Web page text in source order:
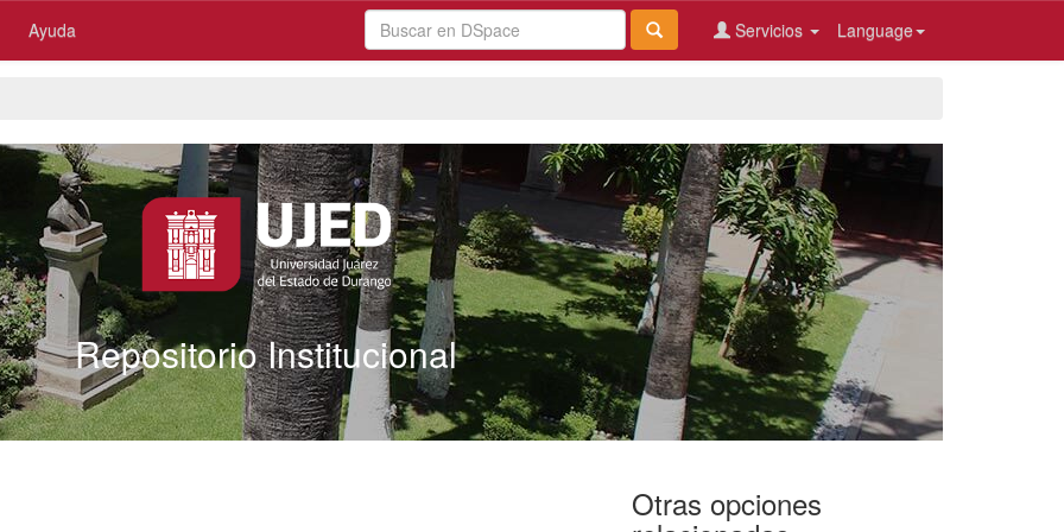
Ayuda Language
Servicios
Repositorio Institucional
Otras opciones